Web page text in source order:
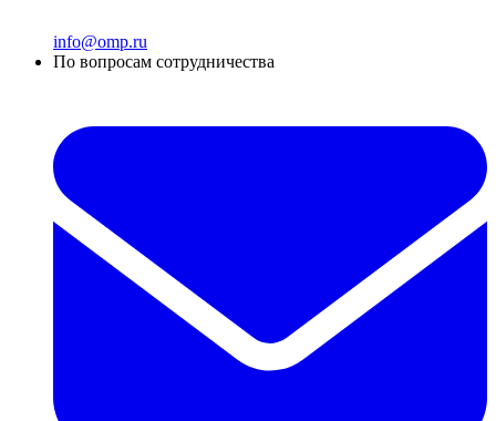
info@omp.ru
По вопросам сотрудничества